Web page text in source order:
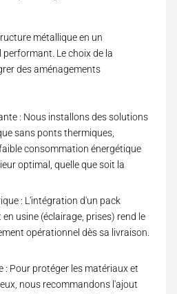
métallique en un
Le choix de la
des aménagements
: Nous installons des solutions
sans ponts thermiques,
consommation énergétique
optimal, quelle que soit la
: L'intégration d'un pack
usine (éclairage, prises) rend le
opérationnel dès sa livraison.
: Pour protéger les matériaux et
nous recommandons l'ajout